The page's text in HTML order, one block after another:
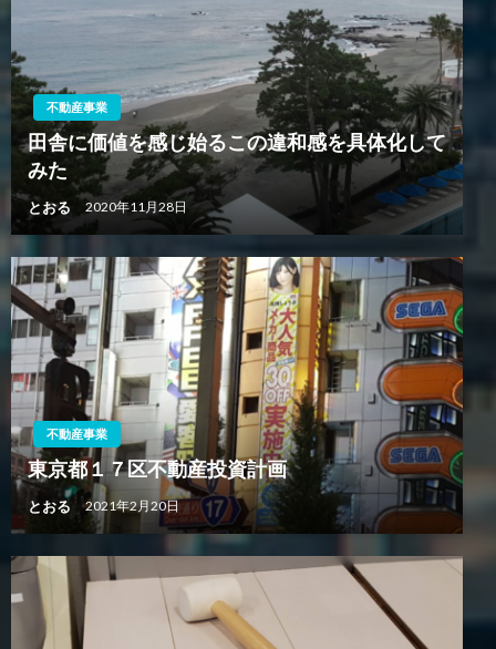
不動産事業
田舎に価値を感じ始るこの違和感を具体化して
みた
とおる 2020年11月28日
不動産事業
東京都１７区不動産投資計画
とおる 2021年2月20日